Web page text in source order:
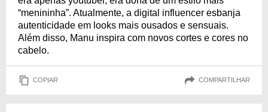
“menininha”. Atualmente, a digital influencer esbanja
autenticidade em looks mais ousados e sensuais.
Além disso, Manu inspira com novos cortes e cores no
cabelo.
COPIAR COMPARTILHAR